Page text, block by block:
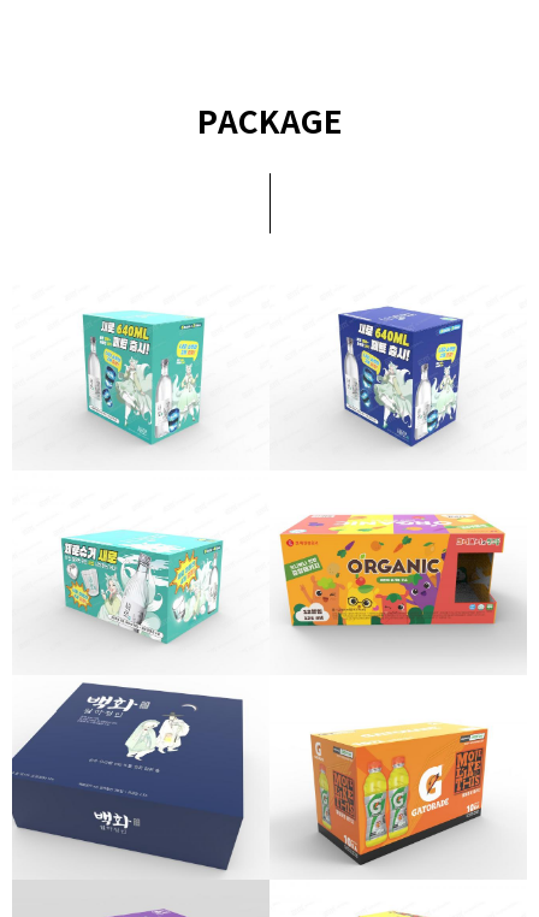
PACKAGE